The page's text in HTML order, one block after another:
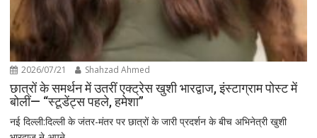
2026/07/21 Shahzad Ahmed
छात्रों के समर्थन में उतरीं एक्ट्रेस खुशी भारद्वाज, इंस्टाग्राम पोस्ट में
बोलीं— “स्टूडेंट्स पहले, हमेशा”
नई दिल्ली:दिल्ली के जंतर-मंतर पर छात्रों के जारी प्रदर्शन के बीच अभिनेत्री खुशी